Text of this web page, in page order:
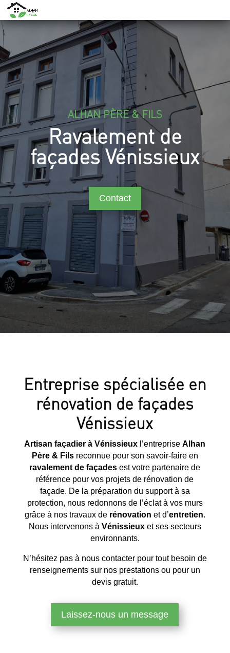
ALHAN PÈRE & FILS
Ravalement de
façades Vénissieux
Contact
Entreprise spécialisée en
rénovation de façades
Vénissieux
Artisan façadier à Vénissieux l’entrepriseAlhan
Père & Filsreconnue pour son savoir-faire en
ravalement de façades est votre partenaire de
référence pour vos projets de rénovation de
façade. De la préparation du support à sa
protection, nous redonnons de l’éclat à vos murs
grâce à nos travaux de rénovation et d’entretien.
Nous intervenons à Vénissieuxet ses secteurs
environnants.
N’hésitez pas à nous contacter pour tout besoin de
renseignements sur nos prestations ou pour un
devis gratuit.
Laissez-nous un message